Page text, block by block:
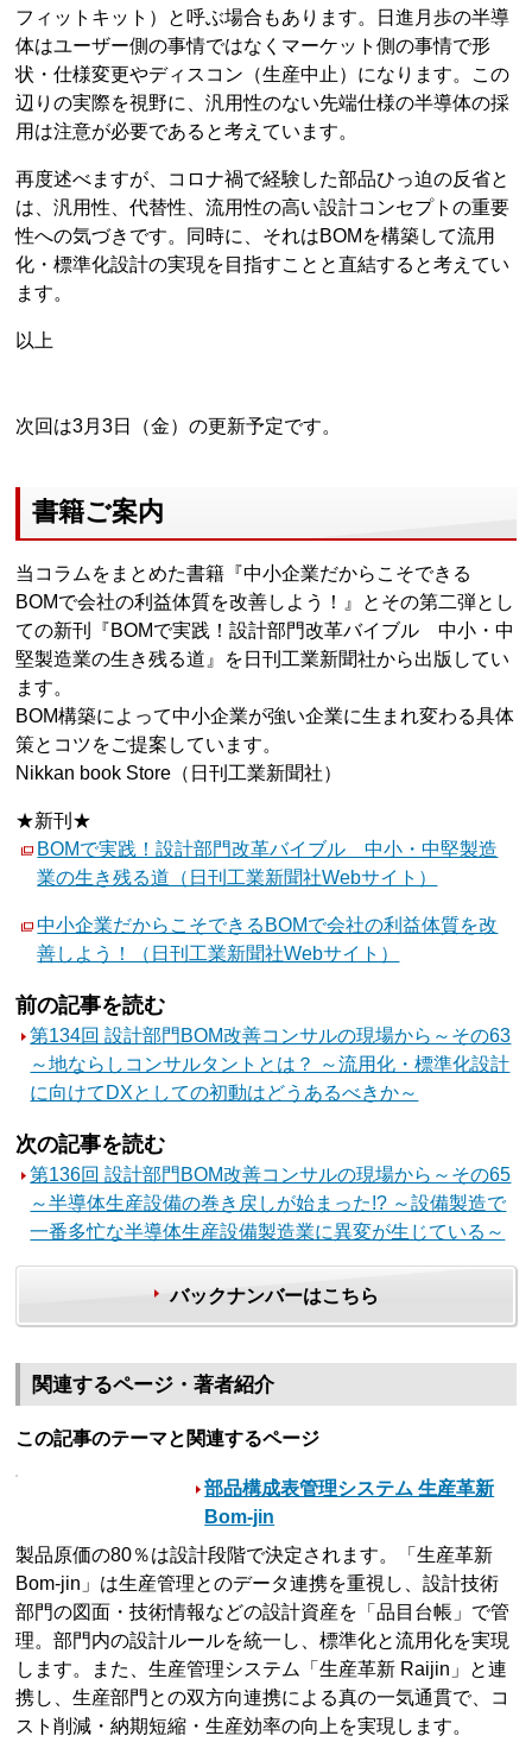
フィットキット）と呼ぶ場合もあります。日進月歩の半導
体はユーザー側の事情ではなくマーケット側の事情で形
状・仕様変更やディスコン（生産中止）になります。この
辺りの実際を視野に、汎用性のない先端仕様の半導体の採
用は注意が必要であると考えています。
再度述べますが、コロナ禍で経験した部品ひっ迫の反省と
は、汎用性、代替性、流用性の高い設計コンセプトの重要
性への気づきです。同時に、それはBOMを構築して流用
化・標準化設計の実現を目指すことと直結すると考えてい
ます。
以上
次回は3月3日（金）の更新予定です。
書籍ご案内
当コラムをまとめた書籍『中小企業だからこそできる
BOMで会社の利益体質を改善しよう！』とその第二弾とし
ての新刊『BOMで実践！設計部門改革バイブル 中小・中
堅製造業の生き残る道』を日刊工業新聞社から出版してい
ます。
BOM構築によって中小企業が強い企業に生まれ変わる具体
策とコツをご提案しています。
Nikkan book Store（日刊工業新聞社）
★新刊★
BOMで実践！設計部門改革バイブル 中小・中堅製造
業の生き残る道（日刊工業新聞社Webサイト）
中小企業だからこそできるBOMで会社の利益体質を改
善しよう！（日刊工業新聞社Webサイト）
前の記事を読む
第134回 設計部門BOM改善コンサルの現場から～その63
～地ならしコンサルタントとは？ ～流用化・標準化設計
に向けてDXとしての初動はどうあるべきか～
次の記事を読む
第136回 設計部門BOM改善コンサルの現場から～その65
～半導体生産設備の巻き戻しが始まった!? ～設備製造で
一番多忙な半導体生産設備製造業に異変が生じている～
バックナンバーはこちら
関連するページ・著者紹介
この記事のテーマと関連するページ
部品構成表管理システム 生産革新
Bom-jin
製品原価の80％は設計段階で決定されます。「生産革新
Bom-jin」は生産管理とのデータ連携を重視し、設計技術
部門の図面・技術情報などの設計資産を「品目台帳」で管
理。部門内の設計ルールを統一し、標準化と流用化を実現
します。また、生産管理システム「生産革新 Raijin」と連
携し、生産部門との双方向連携による真の一気通貫で、コ
スト削減・納期短縮・生産効率の向上を実現します。